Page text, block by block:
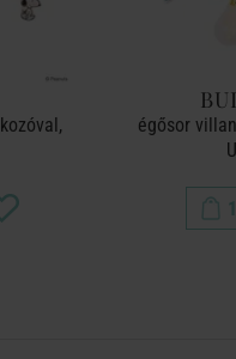
égősor